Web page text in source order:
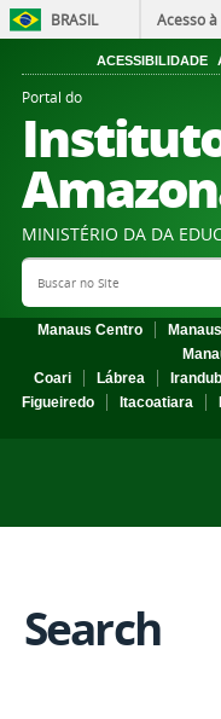
BRASIL Acesso
ACESSIBILIDADE
Portal do
MINISTÉRIO DA DA
Search Site
Manaus Centro
Coari
Lábrea
Figueiredo
Itacoatiara
Search